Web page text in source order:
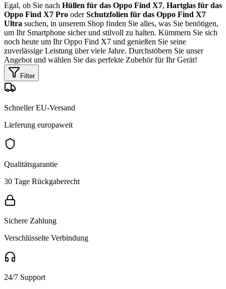
Egal, ob Sie nach Hüllen für das Oppo Find X7, Hartglas für das
Oppo Find X7 Pro oderSchutzfolien für das Oppo Find X7
Ultra suchen, in unserem Shop finden Sie alles, was Sie benötigen,
um Ihr Smartphone sicher und stilvoll zu halten. Kümmern Sie sich
noch heute um Ihr Oppo Find X7 und genießen Sie seine
zuverlässige Leistung über viele Jahre. Durchstöbern Sie unser
Angebot und wählen Sie das perfekte Zubehör für Ihr Gerät!
Filter
Schneller EU-Versand
Lieferung europaweit
Qualitätsgarantie
30 Tage Rückgaberecht
Sichere Zahlung
Verschlüsselte Verbindung
24/7 Support